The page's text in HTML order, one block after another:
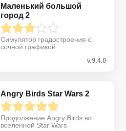
Маленький большой
город 2
Симулятор градостроения с
сочной графикой
v.9.4.0
Angry Birds Star Wars 2
Продолжение Angry Birds во
вселенной Star Wars